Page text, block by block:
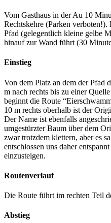
Vom Gasthaus in der Au 10
Rechtskehre (Parken
Pfad (gelegentlich kleine gelbe
hinauf zur Wand führt (30
Einstieg
Von dem Platz an dem der Pfad
m nach rechts bis zu einer
beginnt die Route
10 m rechts oberhalb ist der
Der Name ist ebenfalls
umgestürzter Baum über dem
zwar trotzdem klettern, aber es
entschlossen uns daher
einzusteigen.
Routenverlauf
Die Route führt im rechten Teil
Abstieg